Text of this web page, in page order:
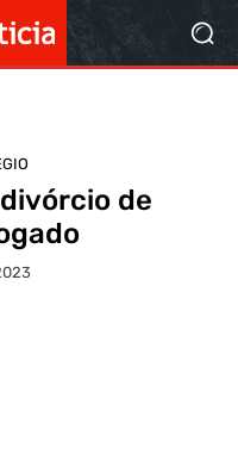
de